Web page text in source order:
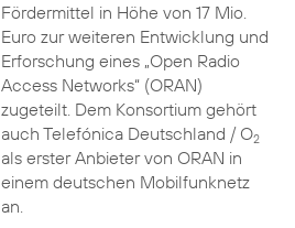
Fördermittel in Höhe von 17 Mio.
Euro zur weiteren Entwicklung und
Erforschung eines „Open Radio
Access Networks“ (ORAN)
zugeteilt. Dem Konsortium gehört
auch Telefónica Deutschland / O2
als erster Anbieter von ORAN in
einem deutschen Mobilfunknetz
an.